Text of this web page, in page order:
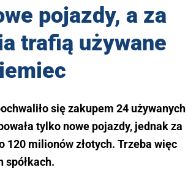
pojazdy, a za
trafią używane
się zakupem 24 używanych
tylko nowe pojazdy, jednak za
milionów złotych. Trzeba więc
spółkach.